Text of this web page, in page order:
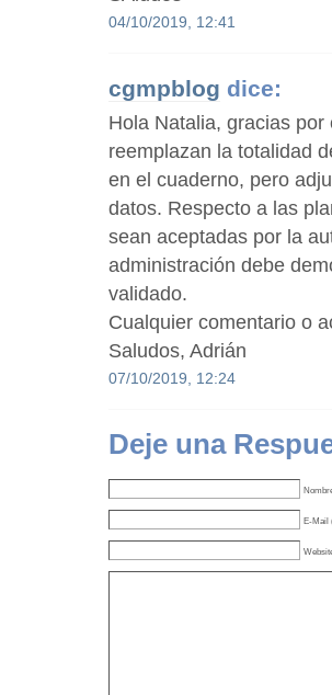
04/10/2019, 12:41
cgmpblog dice:
Hola Natalia, gracias
reemplazan la totalidad
en el cuaderno, pero
datos. Respecto a las
sean aceptadas por la
administración debe
validado.
Cualquier comentario o
Saludos, Adrián
07/10/2019, 12:24
Deje una
E-Mail